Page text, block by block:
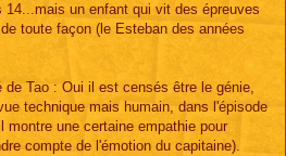
un enfant qui vit des épreuves
toute façon (le Esteban des années
de Tao : Oui il est censés être le génie,
technique mais humain, dans l'épisode
montre une certaine empathie pour
compte de l'émotion du capitaine).